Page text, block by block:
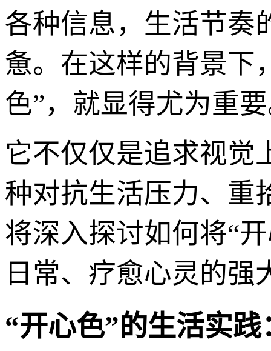
各种信息，生活节奏
惫。在这样的背景下
色”，就显得尤为重
它不仅仅是追求视觉
种对抗生活压力、重
将深入探讨如何将“
日常、疗愈心灵的强
“开心色”的生活实